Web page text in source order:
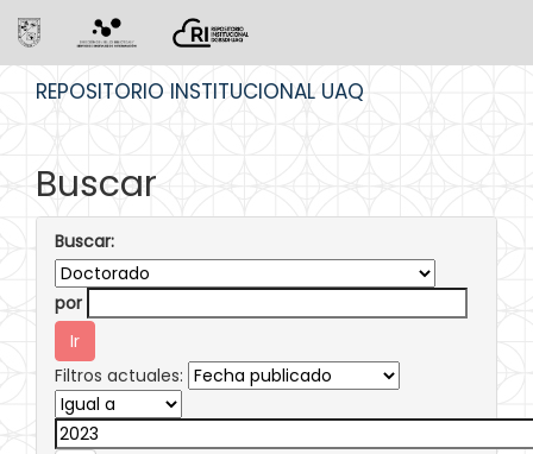
REPOSITORIO INSTITUCIONAL UAQ
Buscar
Buscar:
por
Filtros actuales: